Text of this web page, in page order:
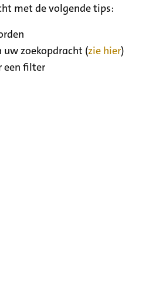
met de volgende tips:
uw zoekopdracht (zie hier)
een filter